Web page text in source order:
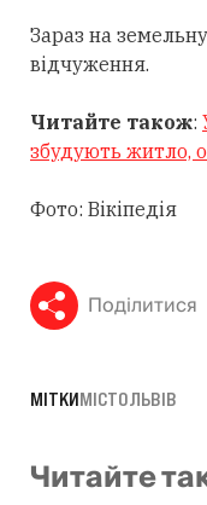
Зараз на
відчуження.
Читайте також:
збудують житло,
Фото: Вікіпедія
Поділитися
МІТКИМІСТОЛЬВІВ
Читайте